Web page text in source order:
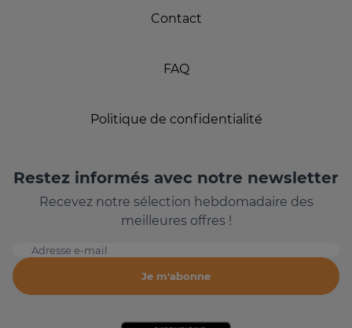
Contact
FAQ
Politique de confidentialité
Restez informés avec notre newsletter
Recevez notre sélection hebdomadaire des
meilleures offres !
Adresse e-mail
Je m'abonne